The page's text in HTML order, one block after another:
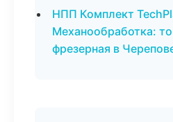
НПП Комплект
Механообработка:
фрезерная в